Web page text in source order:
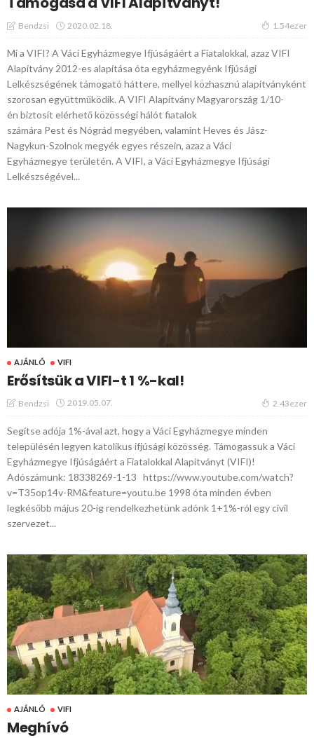
Bendzsi 2020.02.18. 1.54ezer
Mi a VIFI? A Váci Egyházmegye Ifjúságáért a Fiatalokkal, azaz VIFI
Alapítvány 2012-es alapítása óta egyházmegyénk Ifjúsági
Lelkészségének támogató háttere, mellyel közhasznú alapítványként
szorosan együttműködik. A VIFI Alapítvány Magyarország 1/10-
én biztosít elérhető közösségi hálót fiatalok
számára Pest és Nógrád megyében, valamint Heves és Jász-
Nagykun-Szolnok megyék egyes részein, azaz a Váci
Egyházmegye területén. A VIFI, a Váci Egyházmegye Ifjúsági
Lelkészségével...
AJÁNLÓ VIFI
Erősítsük a VIFI-t 1 %-kal!
Bendzsi 2019.05.07. 2.43ezer
Segítse adója 1%-ával azt, hogy a Váci Egyházmegye minden
településén legyen katolikus ifjúsági közösség. Támogassuk a Váci
Egyházmegye Ifjúságáért a Fiatalokkal Alapítványt (VIFI)!
Adószámunk: 18338269-1-13 https://www.youtube.com/watch?
v=T35op14v-RM&feature=youtu.be 1998 óta minden évben
legkésőbb május 20-ig rendelkezhetünk adónk 1+1%-ról egy civil
szervezet...
AJÁNLÓ VIFI
Meghívó